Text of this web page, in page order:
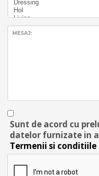
MESAJ:
Sunt de acord cu
datelor furnizate in
Termenii si conditiile